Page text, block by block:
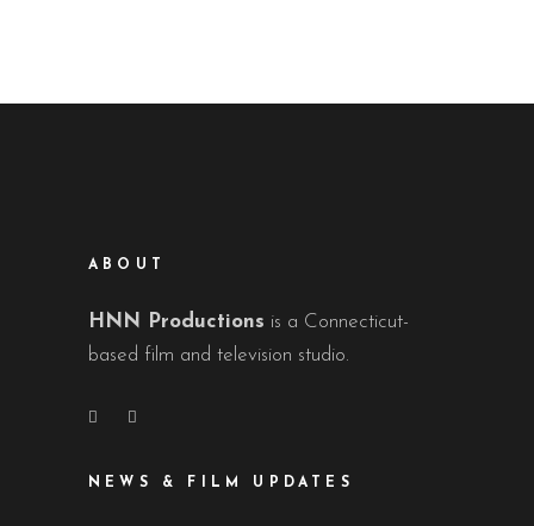
ABOUT
HNN Productions is a Connecticut-
based film and television studio.
NEWS & FILM UPDATES